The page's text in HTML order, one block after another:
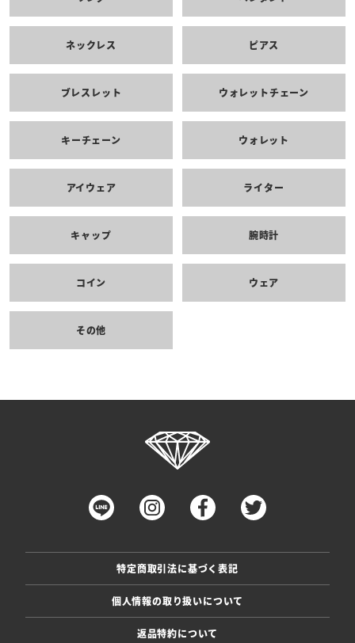
ネックレス ピアス
ブレスレット ウォレットチェーン
キーチェーン ウォレット
アイウェア ライター
キャップ 腕時計
コイン ウェア
その他
特定商取引法に基づく表記
個人情報の取り扱いについて
返品特約について